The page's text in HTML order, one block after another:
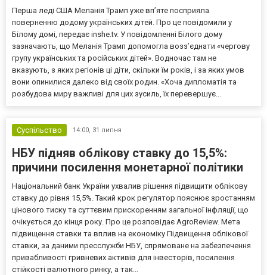
Перша леді США Меланія Трамп уже впʼяте посприяла
поверненню додому українських дітей. Про це повідомили у
Білому домі, передає inshe.tv. У повідомленні Білого дому
зазначають, що Меланія Трамп допомогла возз’єднати «чергову
групу українських та російських дітей». Водночас там не
вказують, з яких регіонів ці діти, скільки їм років, і за яких умов
вони опинилися далеко від своїх родин. «Хоча дипломатія та
розбудова миру важливі для цих зусиль, їх перевершує...
Суспільство 14:00, 31 липня
НБУ підняв облікову ставку до 15,5%:
причини посилення монетарної політики
Національний банк України ухвалив рішення підвищити облікову
ставку до рівня 15,5%. Такий крок регулятор пояснює зростанням
цінового тиску та суттєвим прискоренням загальної інфляції, що
очікується до кінця року. Про це розповідає AgroReview. Мета
підвищення ставки та вплив на економіку Підвищення облікової
ставки, за даними пресслужби НБУ, спрямоване на забезпечення
привабливості гривневих активів для інвесторів, посилення
стійкості валютного ринку, а так...